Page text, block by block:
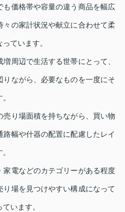
も価格帯や容量の違う商品を幅広
々の家計状況や献立に合わせて柔
ています。
周辺で生活する世帯にとって、
ながら、必要なものを一度にそ
売り場面積を持ちながら、買い物
幅や什器の配置に配慮したレイ
家電などのカテゴリーがある程度
場を見つけやすい構成になって
います。